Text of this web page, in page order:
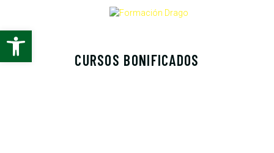
CURSOS BONIFICADOS
Abrir barra de herramientas